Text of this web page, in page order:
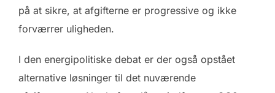
på at sikre, at afgifterne er progressive og ikke
forværrer uligheden.
I den energipolitiske debat er der også opstået
alternative løsninger til det nuværende